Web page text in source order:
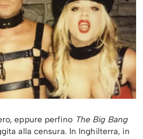
eppure perfino The Big Bang
alla censura. In Inghilterra, in